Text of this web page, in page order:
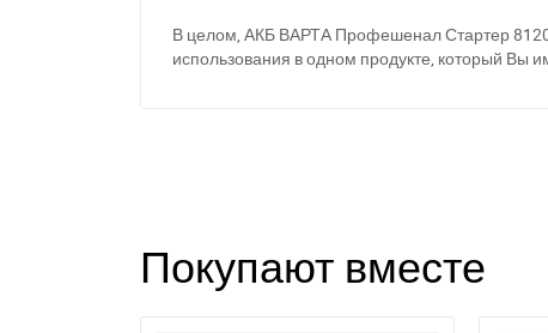
В целом, АКБ ВАРТА Профешенал Стартер
использования в одном продукте, который Вы
Покупают вместе